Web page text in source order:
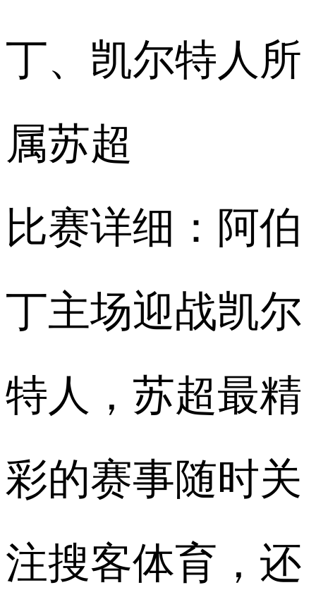
丁、凯尔特人所
属苏超
比赛详细：阿伯
丁主场迎战凯尔
特人，苏超最精
彩的赛事随时关
注搜客体育，还